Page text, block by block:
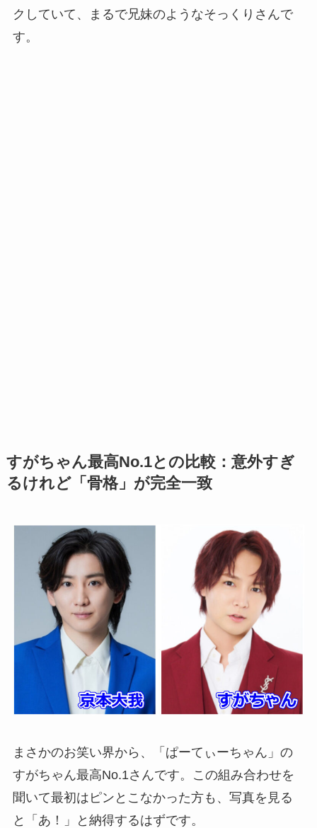
クしていて、まるで兄妹のようなそっくりさんで
す。
すがちゃん最高No.1との比較：意外すぎ
るけれど「骨格」が完全一致
まさかのお笑い界から、「ぱーてぃーちゃん」の
すがちゃん最高No.1さんです。この組み合わせを
聞いて最初はピンとこなかった方も、写真を見る
と「あ！」と納得するはずです。